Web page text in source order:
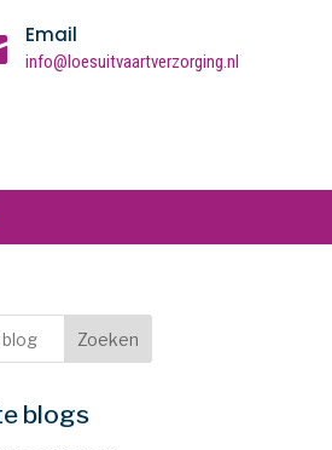
Email
info@loesuitvaartverzorging.nl
Zoeken
blogs